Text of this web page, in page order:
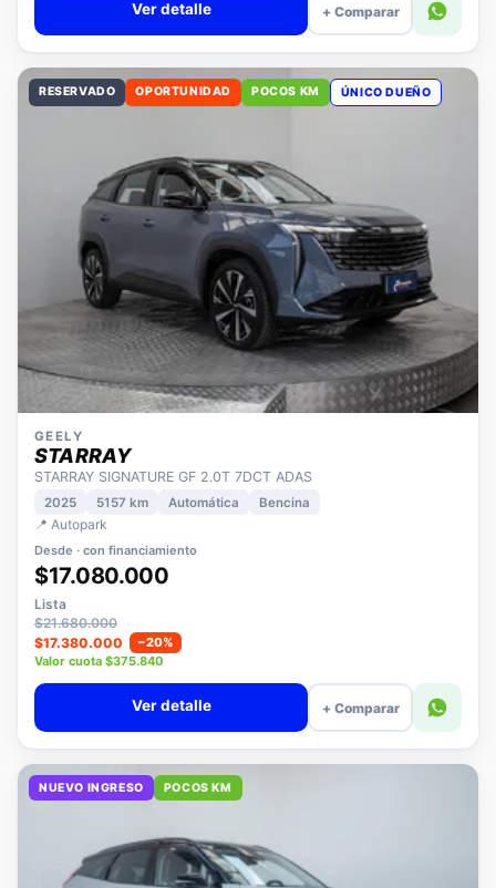
+ Comparar
RESERVADO OPORTUNIDAD POCOS KM
GEELY
STARRAY
STARRAY SIGNATURE GF 2.0T 7DCT ADAS
2025 5157 km
📍 Autopark
Desde · con financiamiento
$17.080.000
Lista
$21.680.000
$17.380.000
−20%
Valor cuota $375.840
+ Comparar